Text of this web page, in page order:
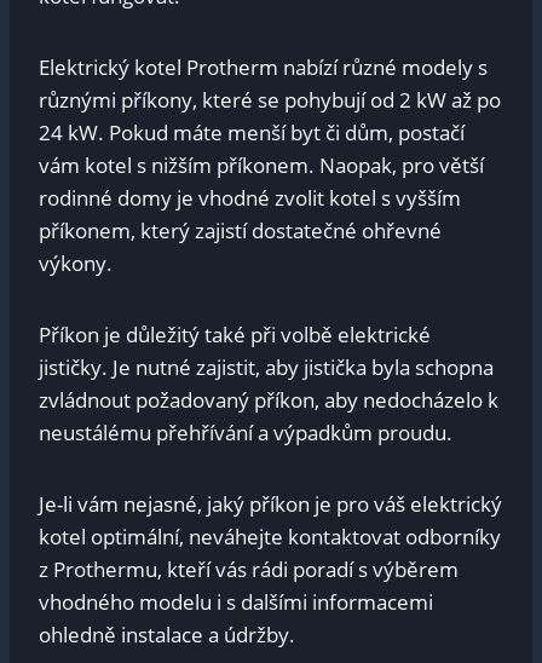
Elektrický kotel Protherm nabízí různé modely s
různými příkony, které se pohybují od 2 kW až po
24 kW. Pokud máte menší byt či dům, postačí
vám kotel s nižším příkonem. Naopak, pro větší
rodinné domy je vhodné zvolit kotel s vyšším
příkonem, který zajistí dostatečné ohřevné
výkony.
Příkon je důležitý také při volbě elektrické
jističky. Je nutné zajistit, aby jistička byla schopna
zvládnout požadovaný příkon, aby nedocházelo k
neustálému přehřívání a výpadkům proudu.
Je-li vám nejasné, jaký příkon je pro váš elektrický
kotel optimální, neváhejte kontaktovat odborníky
z Prothermu, kteří vás rádi poradí s výběrem
vhodného modelu i s dalšími informacemi
ohledně instalace a údržby.